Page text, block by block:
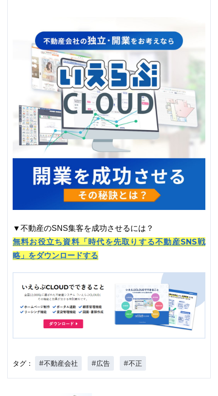
▼不動産のSNS集客を成功させるには？
無料お役立ち資料「時代を先取りする不動産SNS戦
略」をダウンロードする
タグ： #不動産会社 #広告 #不正